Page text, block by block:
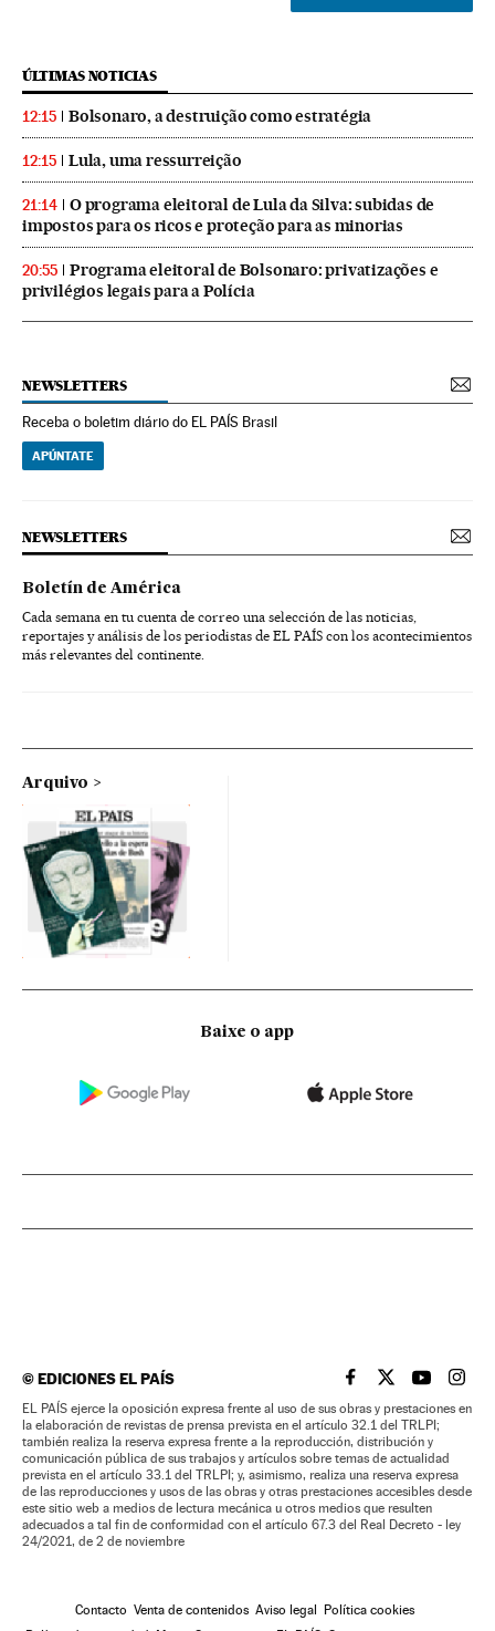
ÚLTIMAS NOTICIAS
12:15 Bolsonaro, a destruição como estratégia
12:15 Lula, uma ressurreição
21:14
O programa eleitoral de Lula da Silva: subidas de
impostos para os ricos e proteção para as minorias
20:55
Programa eleitoral de Bolsonaro: privatizações e
privilégios legais para a Polícia
NEWSLETTERS
Receba o boletim diário do EL PAÍS Brasil
APÚNTATE
NEWSLETTERS
Boletín de América
Cada semana en tu cuenta de correo una selección de las noticias,
reportajes y análisis de los periodistas de EL PAÍS con los acontecimientos
más relevantes del continente.
Arquivo
Baixe o app
©EDICIONES EL PAÍS EL PAÍS BRASIL EN
EL PAÍSEL PAÍS
EL
EL PAÍS ejerce la oposición expresa frente al uso de sus obras y prestaciones en
la elaboración de revistas de prensa prevista en el artículo 32.1 del TRLPI;
también realiza la reserva expresa frente a la reproducción, distribución y
comunicación pública de sus trabajos y artículos sobre temas de actualidad
prevista en el artículo 33.1 del TRLPI; y, asimismo, realiza una reserva expresa
de las reproducciones y usos de las obras y otras prestaciones accesibles desde
este sitio web a medios de lectura mecánica u otros medios que resulten
adecuados a tal fin de conformidad con el artículo 67.3 del Real Decreto - ley
24/2021, de 2 de noviembre
Contacto Venta de contenidos Aviso legal
Política cookies